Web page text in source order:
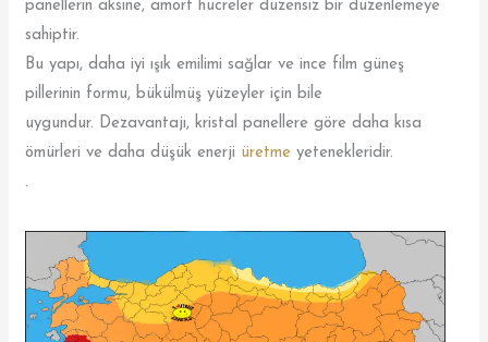
panellerin aksine, amorf hücreler düzensiz bir düzenlemeye
sahiptir.
Bu yapı, daha iyi ışık emilimi sağlar ve ince film güneş
pillerinin formu, bükülmüş yüzeyler için bile
uygundur. Dezavantajı, kristal panellere göre daha kısa
ömürleri ve daha düşük enerji üretmeyetenekleridir.
.